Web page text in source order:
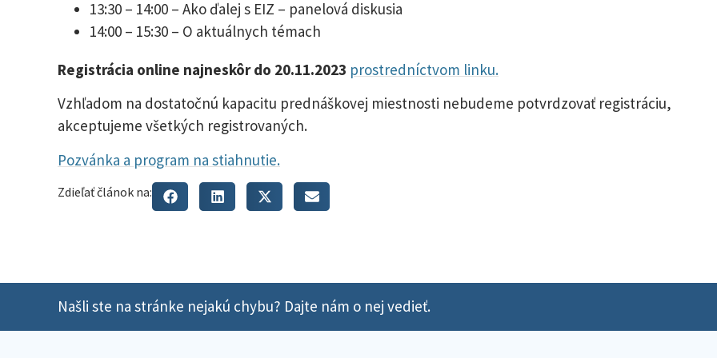
13:30 – 14:00 – Ako ďalej s EIZ – panelová diskusia
14:00 – 15:30 – O aktuálnych témach
Registrácia online najneskôr do 20.11.2023 prostredníctvom linku.
Vzhľadom na dostatočnú kapacitu prednáškovej miestnosti nebudeme potvrdzovať registráciu,
akceptujeme všetkých registrovaných.
Pozvánka a program na stiahnutie.
Zdieľať článok na:
Našli ste na stránke nejakú chybu? Dajte nám o nej vedieť.